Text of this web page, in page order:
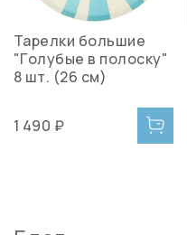
Тарелки большие
"Голубые в полоску"
8 шт. (26 см)
1 490 ₽